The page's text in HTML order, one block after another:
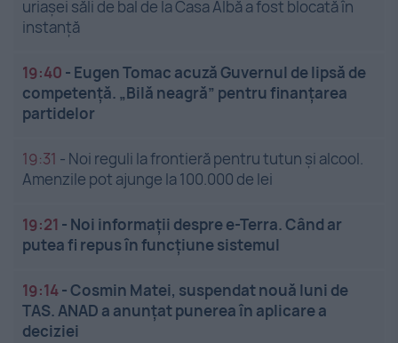
uriașei săli de bal de la Casa Albă a fost blocată în
instanță
19:40 - Eugen Tomac acuză Guvernul de lipsă de
competență. „Bilă neagră” pentru finanțarea
partidelor
19:31 - Noi reguli la frontieră pentru tutun și alcool.
Amenzile pot ajunge la 100.000 de lei
19:21 - Noi informații despre e-Terra. Când ar
putea fi repus în funcțiune sistemul
19:14-Cosmin Matei, suspendat nouă luni de
TAS. ANAD a anunțat punerea în aplicare a
deciziei